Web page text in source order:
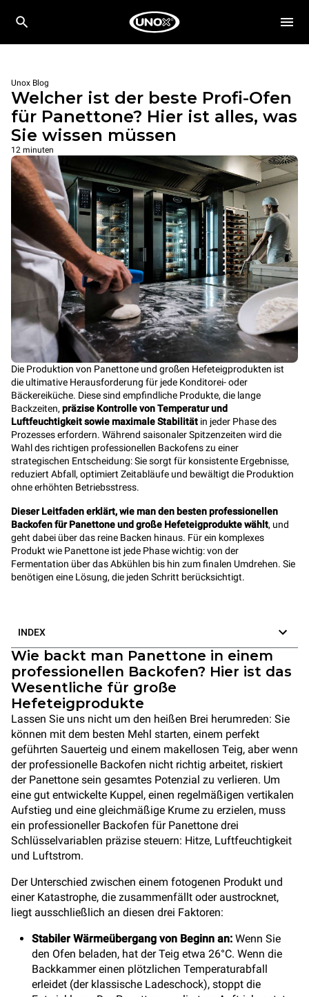
Unox Blog
Welcher ist der beste Profi-Ofen
für Panettone? Hier ist alles, was
Sie wissen müssen
12 minuten
Die Produktion von Panettone und großen Hefeteigprodukten ist
die ultimative Herausforderung für jede Konditorei- oder
Bäckereiküche. Diese sind empfindliche Produkte, die lange
Backzeiten, präzise Kontrolle von Temperatur und
Luftfeuchtigkeit sowie maximale Stabilität in jeder Phase des
Prozesses erfordern. Während saisonaler Spitzenzeiten wird die
Wahl des richtigen professionellen Backofens zu einer
strategischen Entscheidung: Sie sorgt für konsistente Ergebnisse,
reduziert Abfall, optimiert Zeitabläufe und bewältigt die Produktion
ohne erhöhten Betriebsstress.
Dieser Leitfaden erklärt, wie man den besten professionellen
Backofen für Panettone und große Hefeteigprodukte wählt, und
geht dabei über das reine Backen hinaus. Für ein komplexes
Produkt wie Panettone ist jede Phase wichtig: von der
Fermentation über das Abkühlen bis hin zum finalen Umdrehen. Sie
benötigen eine Lösung, die jeden Schritt berücksichtigt.
INDEX
Wie backt man Panettone in einem
professionellen Backofen? Hier ist das
Wesentliche für große
Hefeteigprodukte
Lassen Sie uns nicht um den heißen Brei herumreden: Sie
können mit dem besten Mehl starten, einem perfekt
geführten Sauerteig und einem makellosen Teig, aber wenn
der professionelle Backofen nicht richtig arbeitet, riskiert
der Panettone sein gesamtes Potenzial zu verlieren. Um
eine gut entwickelte Kuppel, einen regelmäßigen vertikalen
Aufstieg und eine gleichmäßige Krume zu erzielen, muss
ein professioneller Backofen für Panettone drei
Schlüsselvariablen präzise steuern: Hitze, Luftfeuchtigkeit
und Luftstrom.
Der Unterschied zwischen einem fotogenen Produkt und
einer Katastrophe, die zusammenfällt oder austrocknet,
liegt ausschließlich an diesen drei Faktoren:
Stabiler Wärmeübergang von Beginn an: Wenn Sie
den Ofen beladen, hat der Teig etwa 26°C. Wenn die
Backkammer einen plötzlichen Temperaturabfall
erleidet (der klassische Ladeschock), stoppt die